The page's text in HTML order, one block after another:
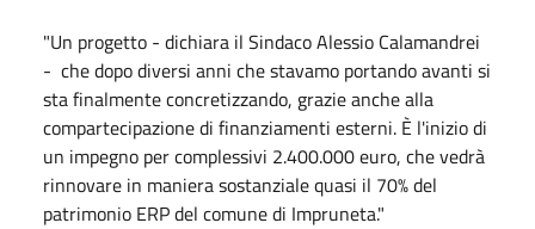
"Un progetto - dichiara il Sindaco Alessio Calamandrei
- che dopo diversi anni che stavamo portando avanti si
sta finalmente concretizzando, grazie anche alla
compartecipazione di finanziamenti esterni. È l'inizio di
un impegno per complessivi 2.400.000 euro, che vedrà
rinnovare in maniera sostanziale quasi il 70% del
patrimonio ERP del comune di Impruneta."